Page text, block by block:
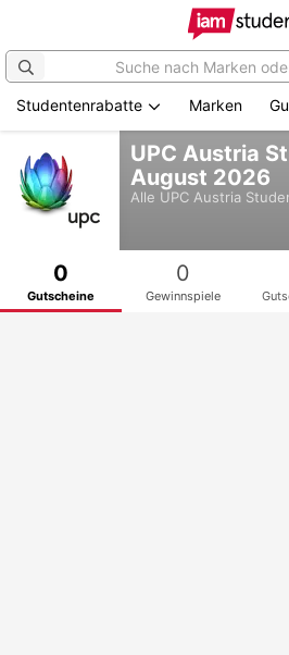
Hauptinhalt
springen
Studentenrabatte Marken
UPC Austria
August 2026
Alle UPC Austria
0
Gutscheine
0
Gewinnspiele